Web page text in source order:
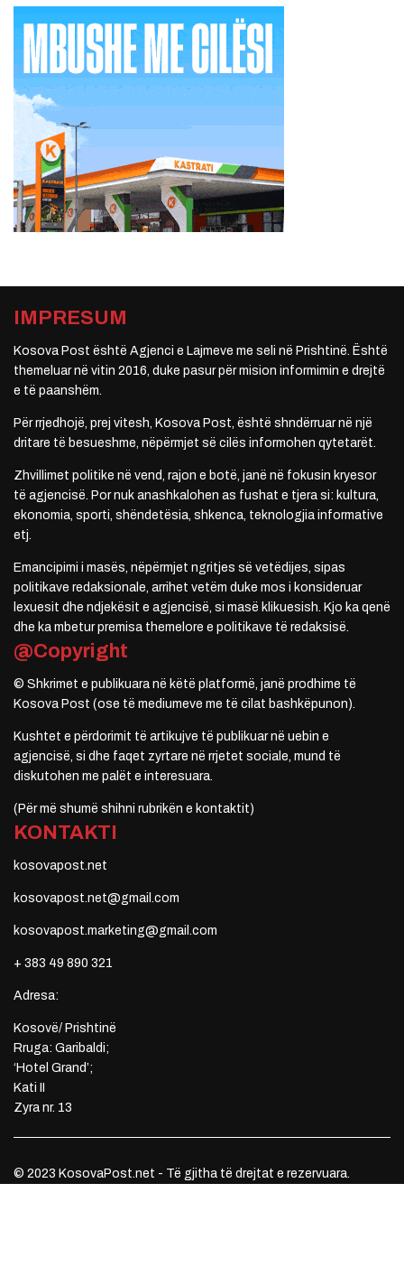
IMPRESUM
Kosova Post është Agjenci e Lajmeve me seli në Prishtinë. Është
themeluar në vitin 2016, duke pasur për mision informimin e drejtë
e të paanshëm.
Për rrjedhojë, prej vitesh, Kosova Post, është shndërruar në një
dritare të besueshme, nëpërmjet së cilës informohen qytetarët.
Zhvillimet politike në vend, rajon e botë, janë në fokusin kryesor
të agjencisë. Por nuk anashkalohen as fushat e tjera si: kultura,
ekonomia, sporti, shëndetësia, shkenca, teknologjia informative
etj.
Emancipimi i masës, nëpërmjet ngritjes së vetëdijes, sipas
politikave redaksionale, arrihet vetëm duke mos i konsideruar
lexuesit dhe ndjekësit e agjencisë, si masë klikuesish. Kjo ka qenë
dhe ka mbetur premisa themelore e politikave të redaksisë.
@Copyright
© Shkrimet e publikuara në këtë platformë, janë prodhime të
Kosova Post (ose të mediumeve me të cilat bashkëpunon).
Kushtet e përdorimit të artikujve të publikuar në uebin e
agjencisë, si dhe faqet zyrtare në rrjetet sociale, mund të
diskutohen me palët e interesuara.
(Për më shumë shihni rubrikën e kontaktit)
KONTAKTI
kosovapost.net
kosovapost.net@gmail.com
kosovapost.marketing@gmail.com
+ 383 49 890 321
Adresa:
Kosovë/ Prishtinë
Rruga: Garibaldi;
‘Hotel Grand’;
Kati II
Zyra nr. 13
© 2023 KosovaPost.net - Të gjitha të drejtat e rezervuara.